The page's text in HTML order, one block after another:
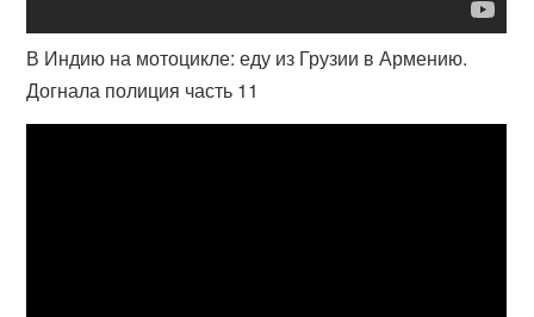
В Индию на мотоцикле: еду из Грузии в Армению.
Догнала полиция часть 11